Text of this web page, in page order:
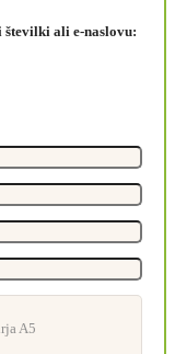
številki ali e-naslovu: